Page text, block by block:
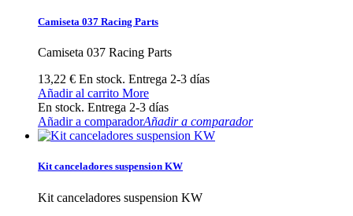
Camiseta 037 Racing Parts
Camiseta 037 Racing Parts
13,22 € En stock. Entrega 2-3 días
Añadir al carrito More
En stock. Entrega 2-3 días
Añadir a comparadorAñadir a comparador
Kit canceladores suspension KW
Kit canceladores suspension KW